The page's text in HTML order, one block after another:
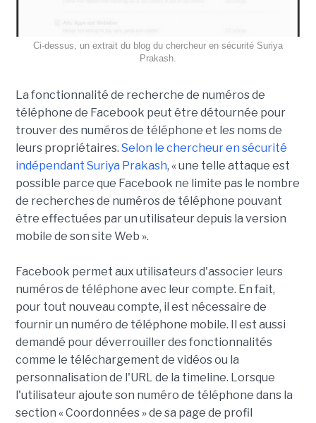
Ci-dessus, un extrait du blog du chercheur en sécurité Suriya
Prakash.
La fonctionnalité de recherche de numéros de
téléphone de Facebook peut être détournée pour
trouver des numéros de téléphone et les noms de
leurs propriétaires. Selon le chercheur en sécurité
indépendant Suriya Prakash, « une telle attaque est
possible parce que Facebook ne limite pas le nombre
de recherches de numéros de téléphone pouvant
être effectuées par un utilisateur depuis la version
mobile de son site Web ».
Facebook permet aux utilisateurs d'associer leurs
numéros de téléphone avec leur compte. En fait,
pour tout nouveau compte, il est nécessaire de
fournir un numéro de téléphone mobile. Il est aussi
demandé pour déverrouiller des fonctionnalités
comme le téléchargement de vidéos ou la
personnalisation de l'URL de la timeline. Lorsque
l'utilisateur ajoute son numéro de téléphone dans la
section « Coordonnées » de sa page de profil